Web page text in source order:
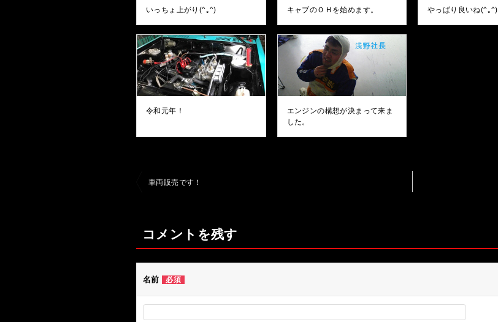
いっちょ上がり(^｡^) キャブのＯＨを始めます。 やっぱり良いね(^｡^)
令和元年！
エンジンの構想が決まって来ま
した。
投
ビ
ー
ョ
車両販売です！
コメントを残す
名前 必須